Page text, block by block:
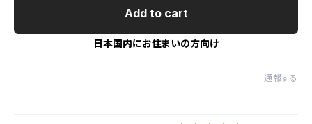
Add to cart
日本国内にお住まいの方向け
通報する